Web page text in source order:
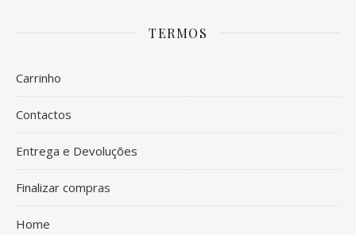
TERMOS
Carrinho
Contactos
Entrega e Devoluções
Finalizar compras
Home